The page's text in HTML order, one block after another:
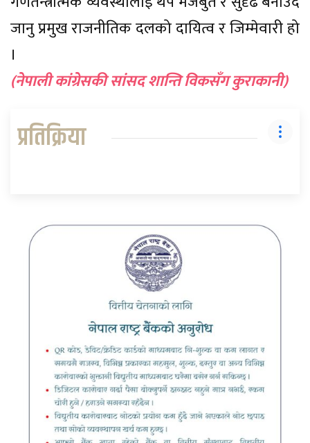
जानु प्रमुख राजनीतिक दलको दायित्व र जिम्मेवारी हो
।
(नेपाली कांग्रेसकी सांसद शान्ति विकसँग कुराकानी)
प्रतिक्रिया